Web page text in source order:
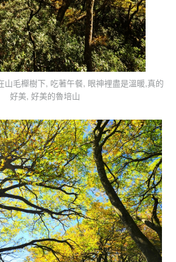
山毛櫸樹下, 吃著午餐, 眼神裡盡是溫暖,真的
好美, 好美的魯培山